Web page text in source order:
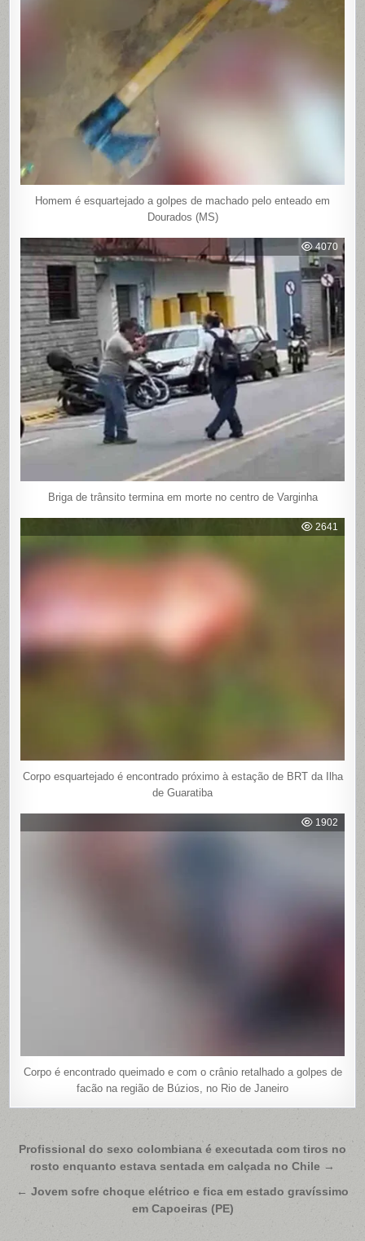
Homem é esquartejado a golpes de machado pelo enteado em
Dourados (MS)
4070
Briga de trânsito termina em morte no centro de Varginha
2641
Corpo esquartejado é encontrado próximo à estação de BRT da Ilha
de Guaratiba
1902
Corpo é encontrado queimado e com o crânio retalhado a golpes de
facão na região de Búzios, no Rio de Janeiro
Navegação
de
Post
Profissional do sexo colombiana é executada com tiros no
rosto enquanto estava sentada em calçada no Chile →
← Jovem sofre choque elétrico e fica em estado gravíssimo
em Capoeiras (PE)